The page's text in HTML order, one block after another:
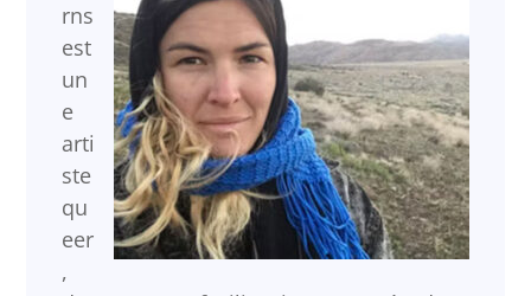
rns
est
un
e
arti
ste
qu
eer
,